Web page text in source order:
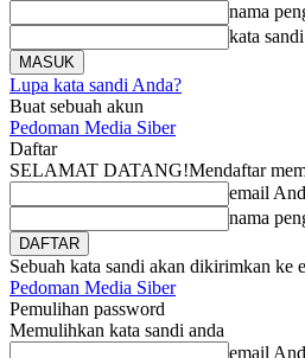
nama
kata
Lupa kata sandi Anda?
Buat sebuah akun
Pedoman Media Siber
Daftar
SELAMAT DATANG!Mendaftar
email
nama
Sebuah kata sandi akan dikirimkan ke
Pedoman Media Siber
Pemulihan password
Memulihkan kata sandi anda
email